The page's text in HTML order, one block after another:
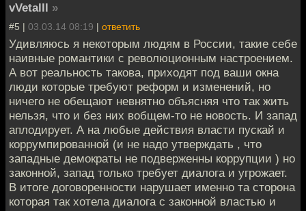
vVetalll »
#5 | 03.03.14 08:19 | ответить
Удивляюсь я некоторым людям в России, такие себе
наивные романтики с революционным настроением.
А вот реальность такова, приходят под ваши окна
люди которые требуют реформ и изменений, но
ничего не обещают невнятно объясняя что так жить
нельзя, что и без них вобщем-то не новость. И запад
аплодирует. А на любые действия власти пускай и
коррумпированной (и не надо утверждать , что
западные демократы не подверженны коррупции ) но
законной, запад только требует диалога и угрожает.
В итоге договоренности нарушает именно та сторона
которая так хотела диалога с законной властью и